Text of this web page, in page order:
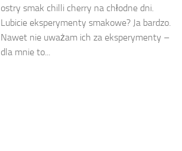
ostry smak chilli cherry na chłodne dni.
Lubicie eksperymenty smakowe? Ja bardzo.
Nawet nie uważam ich za eksperymenty –
dla mnie to...